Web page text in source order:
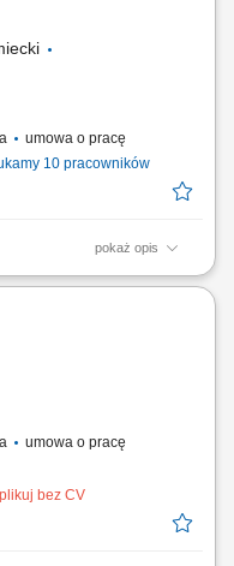
i spawalniczych.
umowa o pracę
10 pracowników
pokaż opis
‎( STEMA, Schnell,
umowa o pracę
bez CV